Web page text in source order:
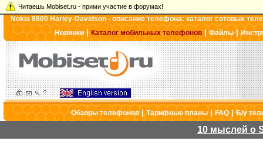
Читаешь Mobiset.ru - прими участие в форумах!
Nokia 8800 Harley-Davidson - описание телефона: каталог сотовых
Новинки|Каталог мобильных телефонов |Файлы|
Обзоры телефонов|Тарифные планы|FAQ|Б/у
10 мыслей о